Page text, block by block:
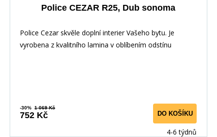
Police CEZAR R25, Dub sonoma
Police Cezar skvěle doplní interier Vašeho bytu. Je
vyrobena z kvalitního lamina v oblíbením odstínu
-30% 1 069 Kč
752 Kč DO KOŠÍKU
4-6 týdnů